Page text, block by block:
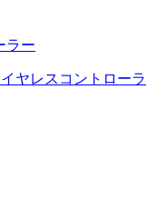
ラー
ヤレスコントローラ